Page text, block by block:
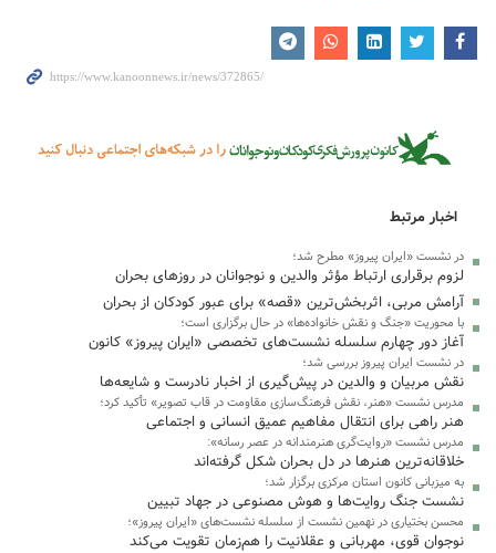
اخبار مرتبط
در نشست «ایران پیروز» مطرح شد؛
لزوم برقراری ارتباط مؤثر والدین و نوجوانان در روزهای بحران
آرامش مربی، اثربخش‌ترین «قصه» برای عبور کودکان از بحران
با محوریت «جنگ و نقش خانواده‌ها» در حال برگزاری است؛
آغاز دور چهارم سلسله نشست‌های تخصصی «ایران پیروز» کانون
در نشست‌ ایران پیروز بررسی شد؛
نقش مربیان و والدین در پیش‌گیری از اخبار نادرست و شایعه‌ها
مدرس نشست «هنر، نقش فرهنگ‌سازی مقاومت در قاب تصویر» تأکید کرد؛
هنر راهی برای انتقال مفاهیم عمیق انسانی و اجتماعی
مدرس نشست «روایت‌گری هنرمندانه در عصر رسانه»:
خلاقانه‌ترین هنرها در دل بحران شکل گرفته‌اند
به میزبانی کانون استان مرکزی برگزار شد؛
نشست جنگ روایت‌ها و هوش مصنوعی در جهاد تبیین
محسن بختیاری در نهمین نشست از سلسله نشست‌های «ایران پیروز»؛‌
نوجوان قوی، مهربانی و عقلانیت را هم‌زمان تقویت می‌کند